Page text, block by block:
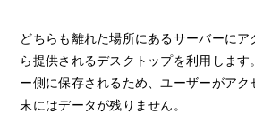
どちらも離れた場所にあるサーバーに
ら提供されるデスクトップを利用しま
ー側に保存されるため、ユーザーがア
末にはデータが残りません。